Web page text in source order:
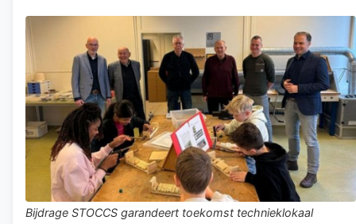
Bijdrage STOCCS garandeert toekomst technieklokaal